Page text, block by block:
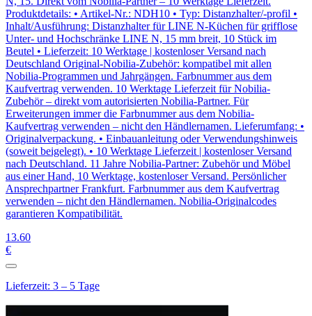
Produktdetails: • Artikel-Nr.: NDH10 • Typ: Distanzhalter/-profil •
Inhalt/Ausführung: Distanzhalter für LINE N-Küchen für grifflose
Unter- und Hochschränke LINE N, 15 mm breit, 10 Stück im
Beutel • Lieferzeit: 10 Werktage | kostenloser Versand nach
Deutschland Original-Nobilia-Zubehör: kompatibel mit allen
Nobilia-Programmen und Jahrgängen. Farbnummer aus dem
Kaufvertrag verwenden. 10 Werktage Lieferzeit für Nobilia-
Zubehör – direkt vom autorisierten Nobilia-Partner. Für
Erweiterungen immer die Farbnummer aus dem Nobilia-
Kaufvertrag verwenden – nicht den Händlernamen. Lieferumfang: •
Originalverpackung. • Einbauanleitung oder Verwendungshinweis
(soweit beigelegt). • 10 Werktage Lieferzeit | kostenloser Versand
nach Deutschland. 11 Jahre Nobilia-Partner: Zubehör und Möbel
aus einer Hand, 10 Werktage, kostenloser Versand. Persönlicher
Ansprechpartner Frankfurt. Farbnummer aus dem Kaufvertrag
verwenden – nicht den Händlernamen. Nobilia-Originalcodes
garantieren Kompatibilität.
13.60
€
Lieferzeit: 3 – 5 Tage